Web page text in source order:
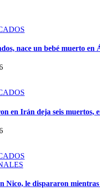
nace un bebé muerto
en Irán deja seis muertos,
Nico, le dispararon